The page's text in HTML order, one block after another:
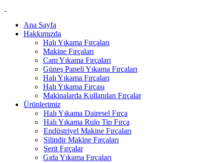
Ana Sayfa
Hakkımızda
Halı Yıkama Fırçaları
Makine Fırçaları
Cam Yıkama Fırçaları
Güneş Paneli Yıkama Fırçaları
Halı Yıkama Fırçaları
Halı Yıkama Fırçası
Makinalarda Kullanılan Fırçalar
Ürünlerimiz
Halı Yıkama Dairesel Fırça
Halı Yıkama Rulo Tip Fırça
Endüstriyel Makine Fırçaları
Silindir Makine Fırçaları
Şerit Fırçalar
Gıda Yıkama Fırçaları